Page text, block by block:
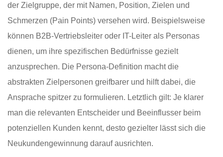
der Zielgruppe, der mit Namen, Position, Zielen und
Schmerzen (Pain Points) versehen wird. Beispielsweise
können B2B-Vertriebsleiter oder IT-Leiter als Personas
dienen, um ihre spezifischen Bedürfnisse gezielt
anzusprechen. Die Persona-Definition macht die
abstrakten Zielpersonen greifbarer und hilft dabei, die
Ansprache spitzer zu formulieren. Letztlich gilt: Je klarer
man die relevanten Entscheider und Beeinflusser beim
potenziellen Kunden kennt, desto gezielter lässt sich die
Neukundengewinnung darauf ausrichten.